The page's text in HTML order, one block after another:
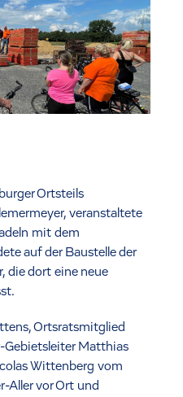
Ortsteils
veranstaltete
mit dem
auf der Baustelle der
die dort eine neue
Ortsratsmitglied
Gebietsleiter Matthias
Wittenberg vom
Aller vor Ort und